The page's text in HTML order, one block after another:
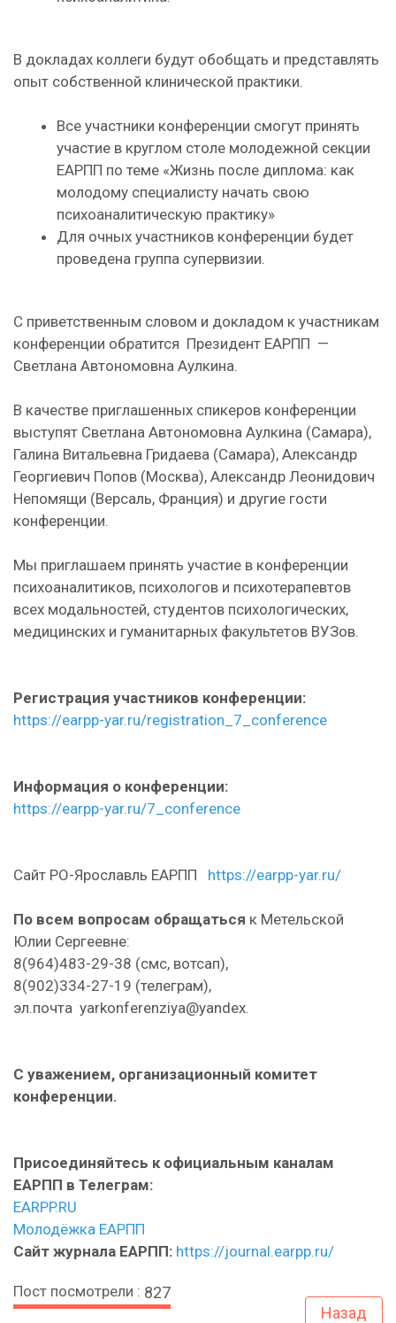
В докладах коллеги будут обобщать и представлять
опыт собственной клинической практики.
Все участники конференции смогут принять
участие в круглом столе молодежной секции
ЕАРПП по теме «Жизнь после диплома: как
молодому специалисту начать свою
психоаналитическую практику»
Для очных участников конференции будет
проведена группа супервизии.
С приветственным словом и докладом к участникам
конференции обратится Президент ЕАРПП —
Светлана Автономовна Аулкина.
В качестве приглашенных спикеров конференции
выступят Светлана Автономовна Аулкина (Самара),
Галина Витальевна Гридаева (Самара), Александр
Георгиевич Попов (Москва), Александр Леонидович
Непомящи (Версаль, Франция) и другие гости
конференции.
Мы приглашаем принять участие в конференции
психоаналитиков, психологов и психотерапевтов
всех модальностей, студентов психологических,
медицинских и гуманитарных факультетов ВУЗов.
Регистрация участников конференции:
https://earpp-yar.ru/registration_7_conference
Информация о конференции:
https://earpp-yar.ru/7_conference
Сайт РО-Ярославль ЕАРПП https://earpp-yar.ru/
По всем вопросам обращаться к Метельской
Юлии Сергеевне:
8(964)483-29-38 (смс, вотсап),
8(902)334-27-19 (телеграм),
эл.почта yarkonferenziya@yandex.
С уважением, организационный комитет
конференции.
Присоединяйтесь к официальным каналам
ЕАРПП в Телеграм:
EARPP.RU
Молодёжка ЕАРПП
Сайт журнала ЕАРПП: https://journal.earpp.ru/
Пост посмотрели : 827
Назад